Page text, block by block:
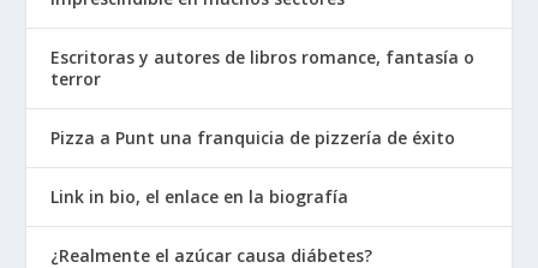
Escritoras y autores de libros romance, fantasía o
terror
Pizza a Punt una franquicia de pizzería de éxito
Link in bio, el enlace en la biografía
¿Realmente el azúcar causa diábetes?